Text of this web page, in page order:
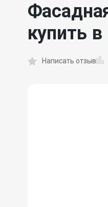
купить
Написать отзыв